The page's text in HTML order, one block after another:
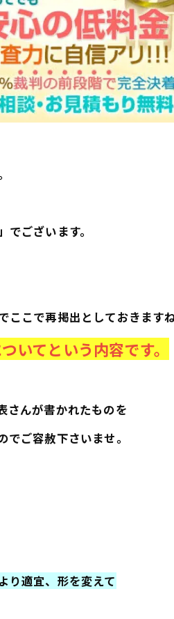
ございます。
こで再掲出としておきますね
いてという内容です。
さんが書かれたものを
ご容赦下さいませ。
り適宜、形を変えて